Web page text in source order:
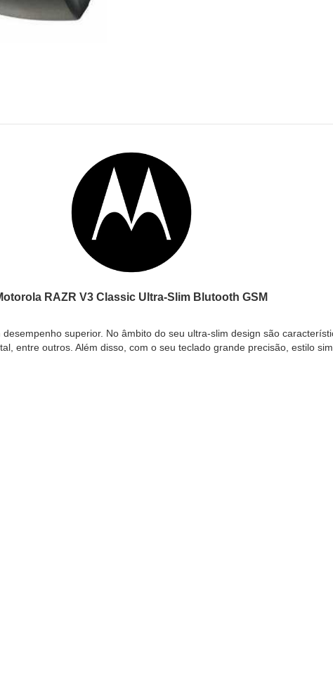
RAZR V3 Classic Ultra-Slim Blutooth GSM
superior. No âmbito do seu ultra-slim design são
entre outros. Além disso, com o seu teclado grande precisão, estilo